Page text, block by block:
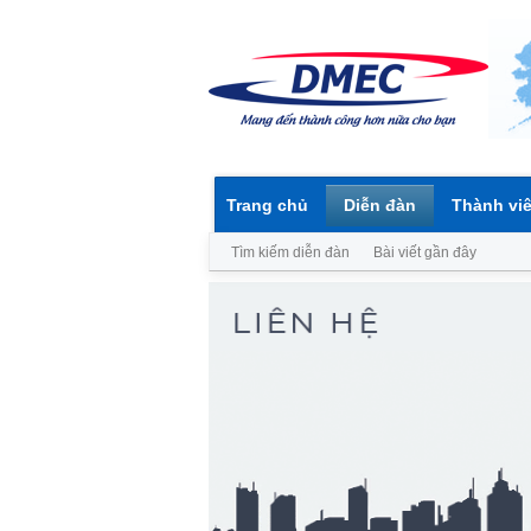
Trang chủ Diễn đàn
Tìm kiếm diễn đàn Bài viết gần đây
Thành